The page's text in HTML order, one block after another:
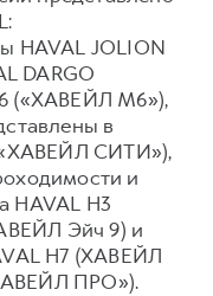
HAVAL JOLION
DARGO
(«ХАВЕЙЛ M6»),
в
СИТИ»),
и
HAVAL H3
Эйч 9) и
H7 (ХАВЕЙЛ
ПРО»).